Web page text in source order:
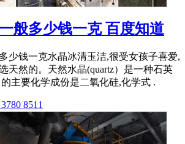
般多少钱一克 百度知道
少钱一克水晶冰清玉洁,很受女孩子喜爱,
天然的。天然水晶(quartz）是一种石英
主要化学成份是二氧化硅,化学式 .
8511